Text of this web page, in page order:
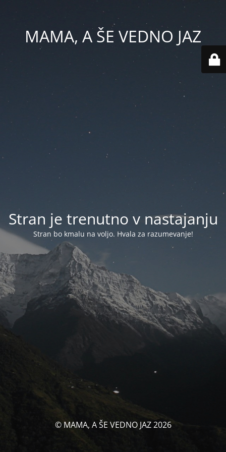
MAMA, A ŠE VEDNO JAZ
Stran je trenutno v nastajanju
Stran bo kmalu na voljo. Hvala za razumevanje!
© MAMA, A ŠE VEDNO JAZ 2026